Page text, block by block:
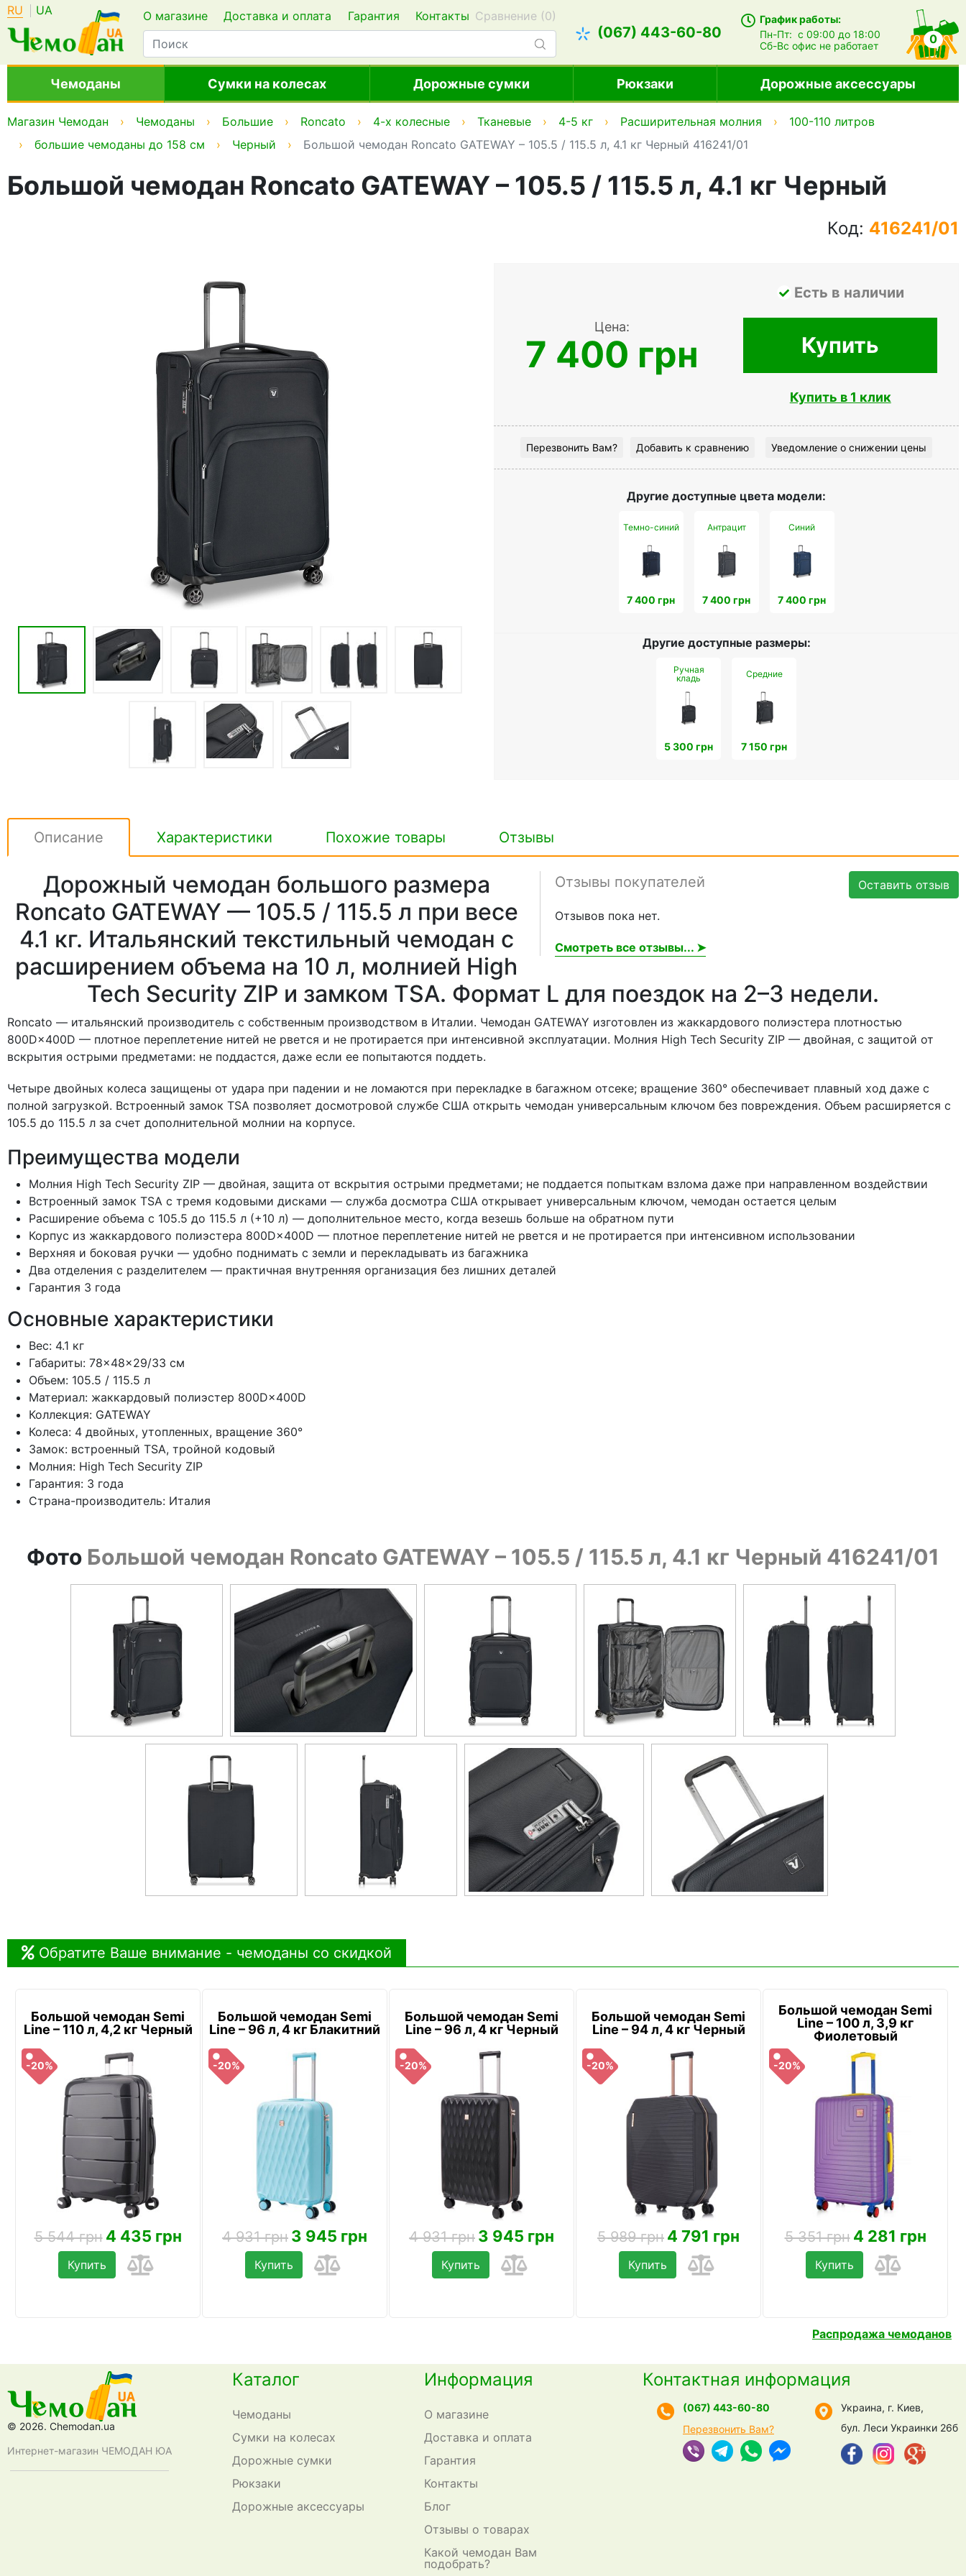
RU UA О магазине Доставка и оплата Гарантия Контакты Сравнение (0)
(067) 443-60-80
График работы:
Пн-Пт:с 09:00 до 18:00
Сб-Всофис не работает 0
Чемоданы Сумки на колесах Дорожные сумки Рюкзаки Дорожные аксессуары
Магазин Чемодан Чемоданы Большие Roncato 4-х колесные Тканевые 4-5 кг Расширительная молния
100-110 литров
большие чемоданы до 158 см
Черный Большой чемодан Roncato GATEWAY – 105.5 / 115.5 л, 4.1 кг Черный 416241/01
Большой чемодан Roncato GATEWAY – 105.5 / 115.5 л, 4.1 кг Черный
Код: 416241/01
Цена:
7 400 грн
Есть в наличии
Купить
Купить в 1 клик
Перезвонить Вам? Добавить к сравнению Уведомление о снижении цены
Другие доступные цвета модели:
Темно-синий
7 400 грн
Антрацит
7 400 грн
Синий
7 400 грн
Другие доступные размеры:
Ручная
кладь
5 300 грн
Средние
7 150 грн
Описание Характеристики Похожие товары Отзывы
Оставить отзыв
Отзывы покупателей
Отзывов пока нет.
Смотреть все отзывы... ➤
Дорожный чемодан большого размера
Roncato GATEWAY — 105.5 / 115.5 л при весе
4.1 кг. Итальянский текстильный чемодан с
расширением объема на 10 л, молнией High
Tech Security ZIP и замком TSA. Формат L для поездок на 2–3 недели.
Roncato — итальянский производитель с собственным производством в Италии. Чемодан GATEWAY изготовлен из жаккардового полиэстера плотностью
800D×400D — плотное переплетение нитей не рвется и не протирается при интенсивной эксплуатации. Молния High Tech Security ZIP — двойная, с защитой от
вскрытия острыми предметами: не поддастся, даже если ее попытаются поддеть.
Четыре двойных колеса защищены от удара при падении и не ломаются при перекладке в багажном отсеке; вращение 360° обеспечивает плавный ход даже с
полной загрузкой. Встроенный замок TSA позволяет досмотровой службе США открыть чемодан универсальным ключом без повреждения. Объем расширяется с
105.5 до 115.5 л за счет дополнительной молнии на корпусе.
Преимущества модели
Молния High Tech Security ZIP — двойная, защита от вскрытия острыми предметами; не поддается попыткам взлома даже при направленном воздействии
Встроенный замок TSA с тремя кодовыми дисками — служба досмотра США открывает универсальным ключом, чемодан остается целым
Расширение объема с 105.5 до 115.5 л (+10 л) — дополнительное место, когда везешь больше на обратном пути
Корпус из жаккардового полиэстера 800D×400D — плотное переплетение нитей не рвется и не протирается при интенсивном использовании
Верхняя и боковая ручки — удобно поднимать с земли и перекладывать из багажника
Два отделения с разделителем — практичная внутренняя организация без лишних деталей
Гарантия 3 года
Основные характеристики
Вес: 4.1 кг
Габариты: 78×48×29/33 см
Объем: 105.5 / 115.5 л
Материал: жаккардовый полиэстер 800D×400D
Коллекция: GATEWAY
Колеса: 4 двойных, утопленных, вращение 360°
Замок: встроенный TSA, тройной кодовый
Молния: High Tech Security ZIP
Гарантия: 3 года
Страна-производитель: Италия
Фото Большой чемодан Roncato GATEWAY – 105.5 / 115.5 л, 4.1 кг Черный 416241/01
Обратите Ваше внимание - чемоданы со скидкой
Большой чемодан Semi
Line – 110 л, 4,2 кг Черный
-20%
5 544 грн 4 435 грн
Купить
Большой чемодан Semi
Line – 96 л, 4 кг Блакитний
-20%
4 931 грн 3 945 грн
Купить
Большой чемодан Semi
Line – 96 л, 4 кг Черный
-20%
4 931 грн 3 945 грн
Купить
Большой чемодан Semi
Line – 94 л, 4 кг Черный
-20%
5 989 грн 4 791 грн
Купить
Большой чемодан Semi
Line – 100 л, 3,9 кг
Фиолетовый
-20%
5 351 грн 4 281 грн
Купить
Распродажа чемоданов
© 2026. Chemodan.ua
Интернет-магазин ЧЕМОДАН ЮА
Каталог
Чемоданы
Сумки на колесах
Дорожные сумки
Рюкзаки
Дорожные аксессуары
Информация
О магазине
Доставка и оплата
Гарантия
Контакты
Блог
Отзывы о товарах
Какой чемодан Вам
подобрать?
Контактная информация
(067) 443-60-80
Перезвонить Вам?
Украина, г. Киев,
бул. Леси Украинки 26б